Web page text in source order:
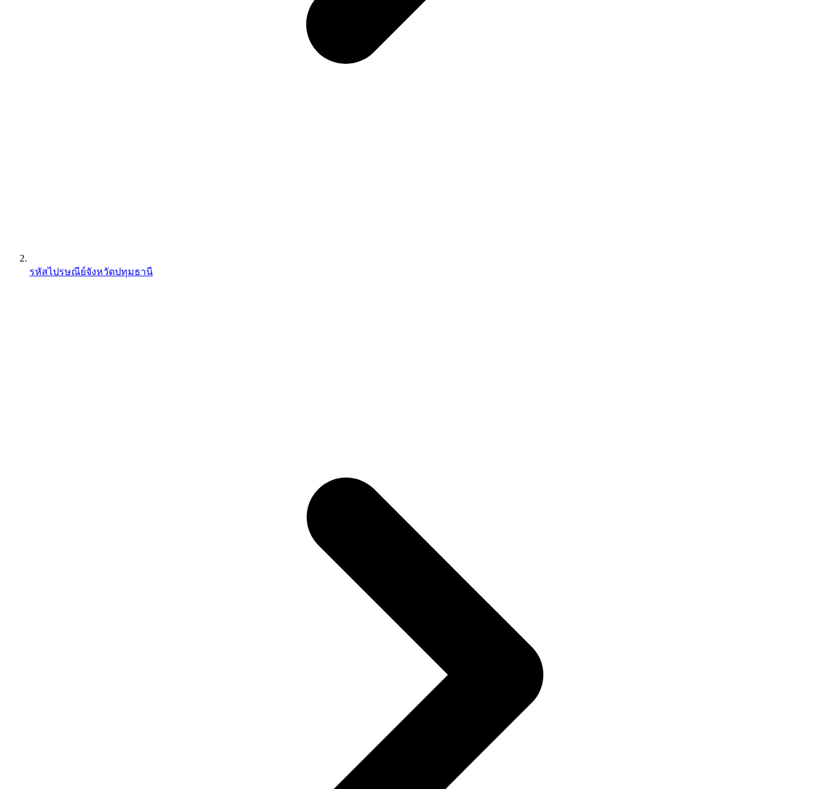
รหัสไปรษณีย์จังหวัดปทุมธานี